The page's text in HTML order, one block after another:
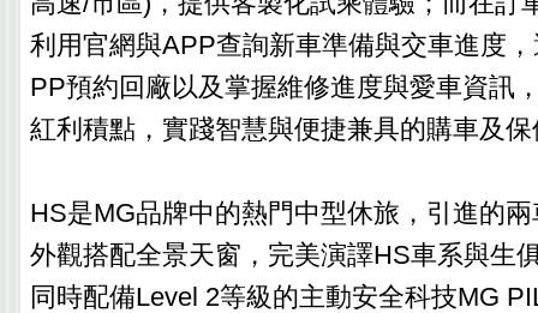
利用官網與APP查詢新車準備與交車進度
PP預約回廠以及掌握維修進度與愛車資訊
紅利積點，實踐智慧與便捷兼具的購車及
HS是MG品牌中的熱門中型休旅，引進的
外觀搭配全景天窗，完美演譯HS車系與生
同時配備Level 2等級的主動安全科技MG